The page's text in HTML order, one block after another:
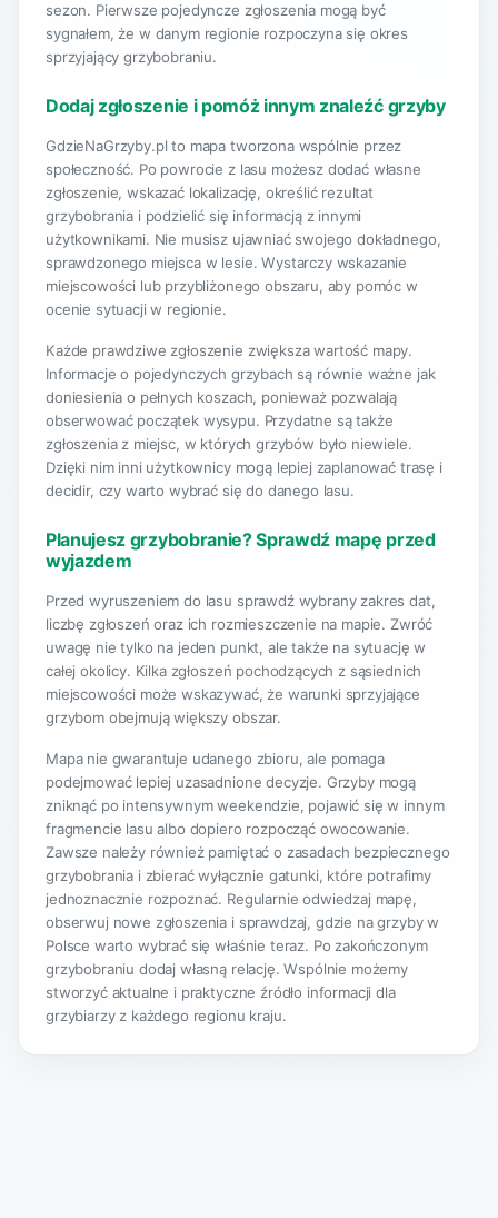
sezon. Pierwsze pojedyncze zgłoszenia mogą być
sygnałem, że w danym regionie rozpoczyna się okres
sprzyjający grzybobraniu.
Dodaj zgłoszenie i pomóż innym znaleźć grzyby
GdzieNaGrzyby.pl to mapa tworzona wspólnie przez
społeczność. Po powrocie z lasu możesz dodać własne
zgłoszenie, wskazać lokalizację, określić rezultat
grzybobrania i podzielić się informacją z innymi
użytkownikami. Nie musisz ujawniać swojego dokładnego,
sprawdzonego miejsca w lesie. Wystarczy wskazanie
miejscowości lub przybliżonego obszaru, aby pomóc w
ocenie sytuacji w regionie.
Każde prawdziwe zgłoszenie zwiększa wartość mapy.
Informacje o pojedynczych grzybach są równie ważne jak
doniesienia o pełnych koszach, ponieważ pozwalają
obserwować początek wysypu. Przydatne są także
zgłoszenia z miejsc, w których grzybów było niewiele.
Dzięki nim inni użytkownicy mogą lepiej zaplanować trasę i
decidir, czy warto wybrać się do danego lasu.
Planujesz grzybobranie? Sprawdź mapę przed
wyjazdem
Przed wyruszeniem do lasu sprawdź wybrany zakres dat,
liczbę zgłoszeń oraz ich rozmieszczenie na mapie. Zwróć
uwagę nie tylko na jeden punkt, ale także na sytuację w
całej okolicy. Kilka zgłoszeń pochodzących z sąsiednich
miejscowości może wskazywać, że warunki sprzyjające
grzybom obejmują większy obszar.
Mapa nie gwarantuje udanego zbioru, ale pomaga
podejmować lepiej uzasadnione decyzje. Grzyby mogą
zniknąć po intensywnym weekendzie, pojawić się w innym
fragmencie lasu albo dopiero rozpocząć owocowanie.
Zawsze należy również pamiętać o zasadach bezpiecznego
grzybobrania i zbierać wyłącznie gatunki, które potrafimy
jednoznacznie rozpoznać. Regularnie odwiedzaj mapę,
obserwuj nowe zgłoszenia i sprawdzaj, gdzie na grzyby w
Polsce warto wybrać się właśnie teraz. Po zakończonym
grzybobraniu dodaj własną relację. Wspólnie możemy
stworzyć aktualne i praktyczne źródło informacji dla
grzybiarzy z każdego regionu kraju.